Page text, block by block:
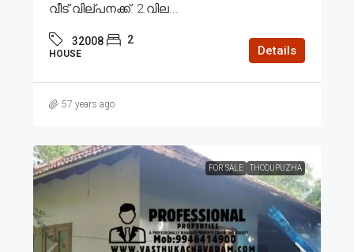
വീട് വില്പനക്ക്. 2.വില...
32008 2
HOUSE Details
57 years ago
FOR SALE THODUPUZHA